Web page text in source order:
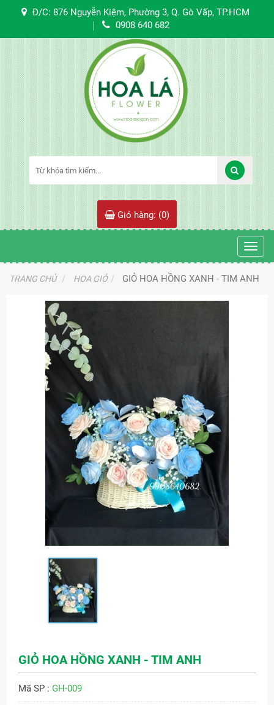
Đ/C: 876 Nguyễn Kiệm, Phường 3, Q. Gò Vấp, TP.HCM
0908 640 682
Giỏ hàng: (0)
TRANG CHỦ HOA GIỎ GIỎ HOA HỒNG XANH - TIM ANH
GIỎ HOA HỒNG XANH - TIM ANH
Mã SP : GH-009